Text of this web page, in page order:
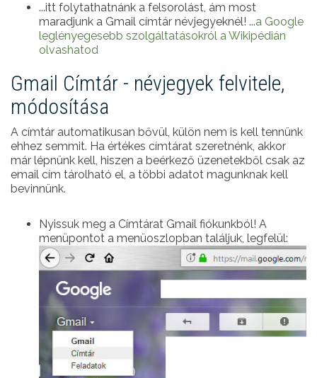
...itt folytathatnánk a felsorolást, ám most
maradjunk a Gmail címtár névjegyeknél! ...a Google
leglényegesebb szolgáltatásokról a Wikipédián
olvashatod
Gmail Címtár - névjegyek felvitele,
módosítása
A címtár automatikusan bővül, külön nem is kell tennünk
ehhez semmit. Ha értékes címtárat szeretnénk, akkor
már lépnünk kell, hiszen a beérkező üzenetekből csak az
email cím tárolható el, a többi adatot magunknak kell
bevinnünk.
Nyissuk meg a Címtárat Gmail fiókunkból! A
menüpontot a menüoszlopban találjuk, legfelül: